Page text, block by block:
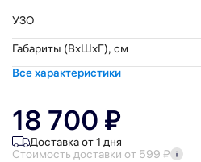
УЗО
Габариты (ВхШхГ), см
Все характеристики
18 700 ₽
Доставка от 1 дня
Стоимость доставки от 599 ₽